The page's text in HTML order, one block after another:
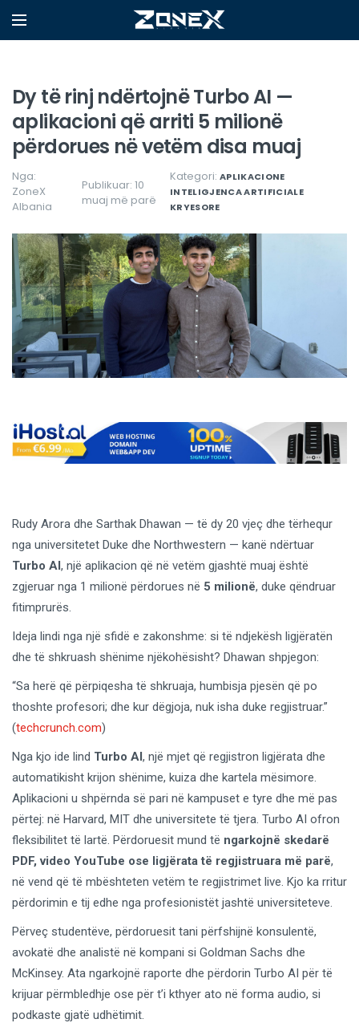
Dy të rinj ndërtojnë Turbo AI —
aplikacioni që arriti 5 milionë
përdorues në vetëm disa muaj
Nga:
ZoneX
Albania
Publikuar: 10
muaj më parë
Kategori: APLIKACIONE
INTELIGJENCA ARTIFICIALE
KRYESORE
Rudy Arora dhe Sarthak Dhawan — të dy 20 vjeç dhe tërhequr
nga universitetet Duke dhe Northwestern — kanë ndërtuar
Turbo AI, një aplikacion që në vetëm gjashtë muaj është
zgjeruar nga 1 milionë përdorues në 5 milionë, duke qëndruar
fitimprurës.
Ideja lindi nga një sfidë e zakonshme: si të ndjekësh ligjëratën
dhe të shkruash shënime njëkohësisht? Dhawan shpjegon:
“Sa herë që përpiqesha të shkruaja, humbisja pjesën që po
thoshte profesori; dhe kur dëgjoja, nuk isha duke regjistruar.”
(techcrunch.com)
Nga kjo ide lind Turbo AI, një mjet që regjistron ligjërata dhe
automatikisht krijon shënime, kuiza dhe kartela mësimore.
Aplikacioni u shpërnda së pari në kampuset e tyre dhe më pas
përtej: në Harvard, MIT dhe universitete të tjera. Turbo AI ofron
fleksibilitet të lartë. Përdoruesit mund të ngarkojnë skedarë
PDF, video YouTube ose ligjërata të regjistruara më parë,
në vend që të mbështeten vetëm te regjistrimet live. Kjo ka rritur
përdorimin e tij edhe nga profesionistët jashtë universiteteve.
Përveç studentëve, përdoruesit tani përfshijnë konsulentë,
avokatë dhe analistë në kompani si Goldman Sachs dhe
McKinsey. Ata ngarkojnë raporte dhe përdorin Turbo AI për të
krijuar përmbledhje ose për t’i kthyer ato në forma audio, si
podkaste gjatë udhëtimit.